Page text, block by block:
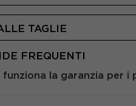
TAGLIE
FREQUENTI
funziona la garanzia per